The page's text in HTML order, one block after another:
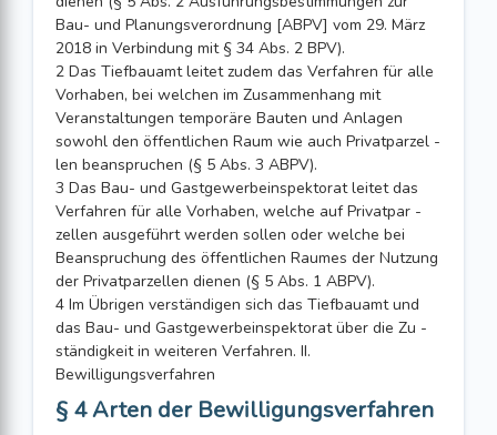
Bau- und Planungsverordnung [ABPV] vom 29. März
2018 in Verbindung mit § 34 Abs. 2 BPV).
2 Das Tiefbauamt leitet zudem das Verfahren für alle
Vorhaben, bei welchen im Zusammenhang mit
Veranstaltungen temporäre Bauten und Anlagen
sowohl den öffentlichen Raum wie auch Privatparzel -
len beanspruchen (§ 5 Abs. 3 ABPV).
3 Das Bau- und Gastgewerbeinspektorat leitet das
Verfahren für alle Vorhaben, welche auf Privatpar -
zellen ausgeführt werden sollen oder welche bei
Beanspruchung des öffentlichen Raumes der Nutzung
der Privatparzellen dienen (§ 5 Abs. 1 ABPV).
4 Im Übrigen verständigen sich das Tiefbauamt und
das Bau- und Gastgewerbeinspektorat über die Zu -
ständigkeit in weiteren Verfahren. II.
Bewilligungsverfahren
§ 4 Arten der Bewilligungsverfahren